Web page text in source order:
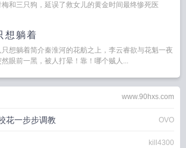
和三只狗，延误了救女儿的黄金时间最终惨死医
想躺着
只想躺着简介秦淮河的花舫之上，李云睿欲与花魁一夜
眼前一黑，被人打晕！靠！哪个贼人...
www.90hxs.com
花一步步调教 OVO
kill4300